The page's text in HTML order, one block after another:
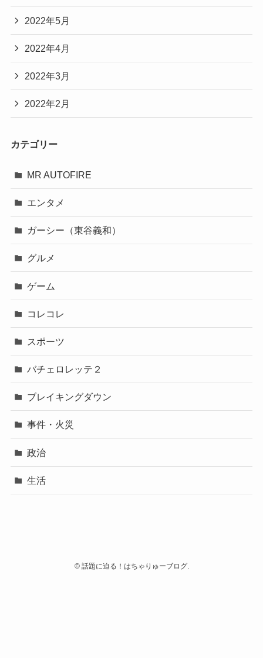
2022年5月
2022年4月
2022年3月
2022年2月
カテゴリー
MR AUTOFIRE
エンタメ
ガーシー（東谷義和）
グルメ
ゲーム
コレコレ
スポーツ
バチェロレッテ２
ブレイキングダウン
事件・火災
政治
生活
©話題に迫る！はちゃりゅーブログ.